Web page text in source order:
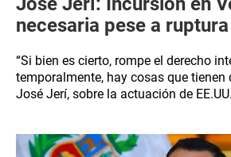
necesaria pese a
“Si bien es cierto, rompe el derecho
temporalmente, hay cosas que tienen
José Jerí, sobre la actuación de